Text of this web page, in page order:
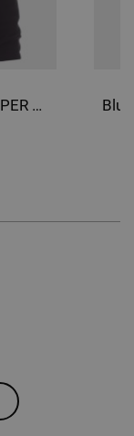
Bluză cu mânecă lungă PAYPER DOLOMITI+ NEGRU